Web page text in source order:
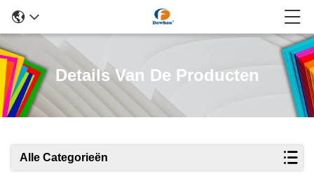
Details Van De Producten
Alle Categorieën